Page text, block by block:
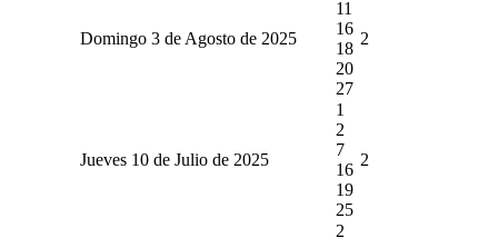
Domingo 3 de Agosto de 2025
11
16
18
20
27
2
Jueves 10 de Julio de 2025
1
2
7
16
19
25
2
2